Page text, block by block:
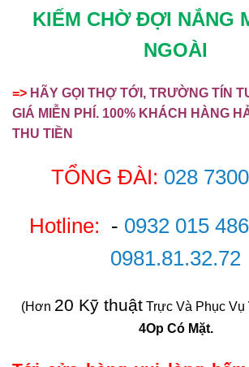
KIẾM CHỜ ĐỢI NẮNG
NGOÀI
=> HÃY GỌI THỢ TỚI, TRƯỜNG TÍN
GIÁ MIỄN PHÍ. 100% KHÁCH HÀNG
THU TIỀN
TỔNG ĐÀI: 028
Hotline: - 0932 015 486
0981.81.32.72
(Hơn 20 Kỹ thuậtTrực Và Phục Vụ
4Op Có Mặt.